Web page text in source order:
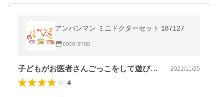
アンパンマン ミニドクターセット 187127
coco-shop
子どもがお医者さんごっこをして遊び始め… 2022/11/25
4